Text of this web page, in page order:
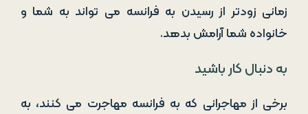
زمانی زودتر از رسیدن به فرانسه می تواند به شما و
خانواده شما آرامش بدهد.
به دنبال کار باشید
برخی از مهاجرانی که به فرانسه مهاجرت می کنند، به